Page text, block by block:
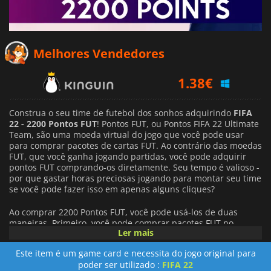
Melhores Vendedores
Construa o seu time de futebol dos sonhos adquirindo FIFA
22 - 2200 Pontos FUT! Pontos FUT, ou Pontos FIFA 22 Ultimate
Team, são uma moeda virtual do jogo que você pode usar
para comprar pacotes de cartas FUT. Ao contrário das moedas
FUT, que você ganha jogando partidas, você pode adquirir
pontos FUT comprando-os diretamente. Seu tempo é valioso -
por que gastar horas preciosas jogando para montar seu time
se você pode fazer isso em apenas alguns cliques?
Ao comprar 2200 Pontos FUT, você pode usá-los de duas
maneiras. Primeiro, você pode comprar pacotes FUT no
mercado. Quanto maior o valor do pacote, mais chances você
tem de conseguir uma carta rara. Segundo, você pode usar
seus pontos para ter acesso ao modo competitivo Draft. Se
você se sair bem aqui, também poderá ganhar ótimas
Ler mais
Este item é um game card e necessita do jogo original para
poder ser utilizado : FIFA 22